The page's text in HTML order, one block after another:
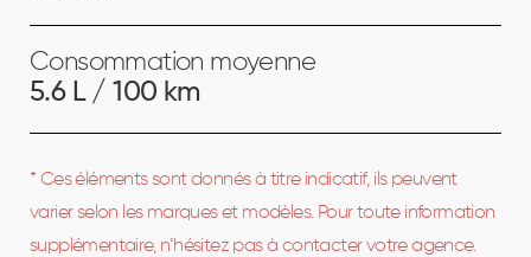
Consommation moyenne
5.6 L / 100 km
* Ces éléments sont donnés à titre indicatif, ils peuvent
varier selon les marques et modèles. Pour toute information
supplémentaire, n’hésitez pas à contacter votre agence.